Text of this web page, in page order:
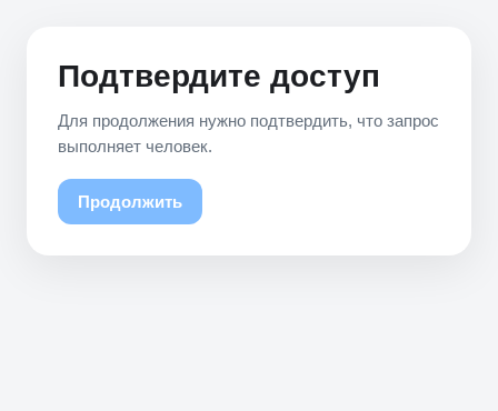
Подтвердите доступ
Для продолжения нужно подтвердить, что запрос
выполняет человек.
Продолжить